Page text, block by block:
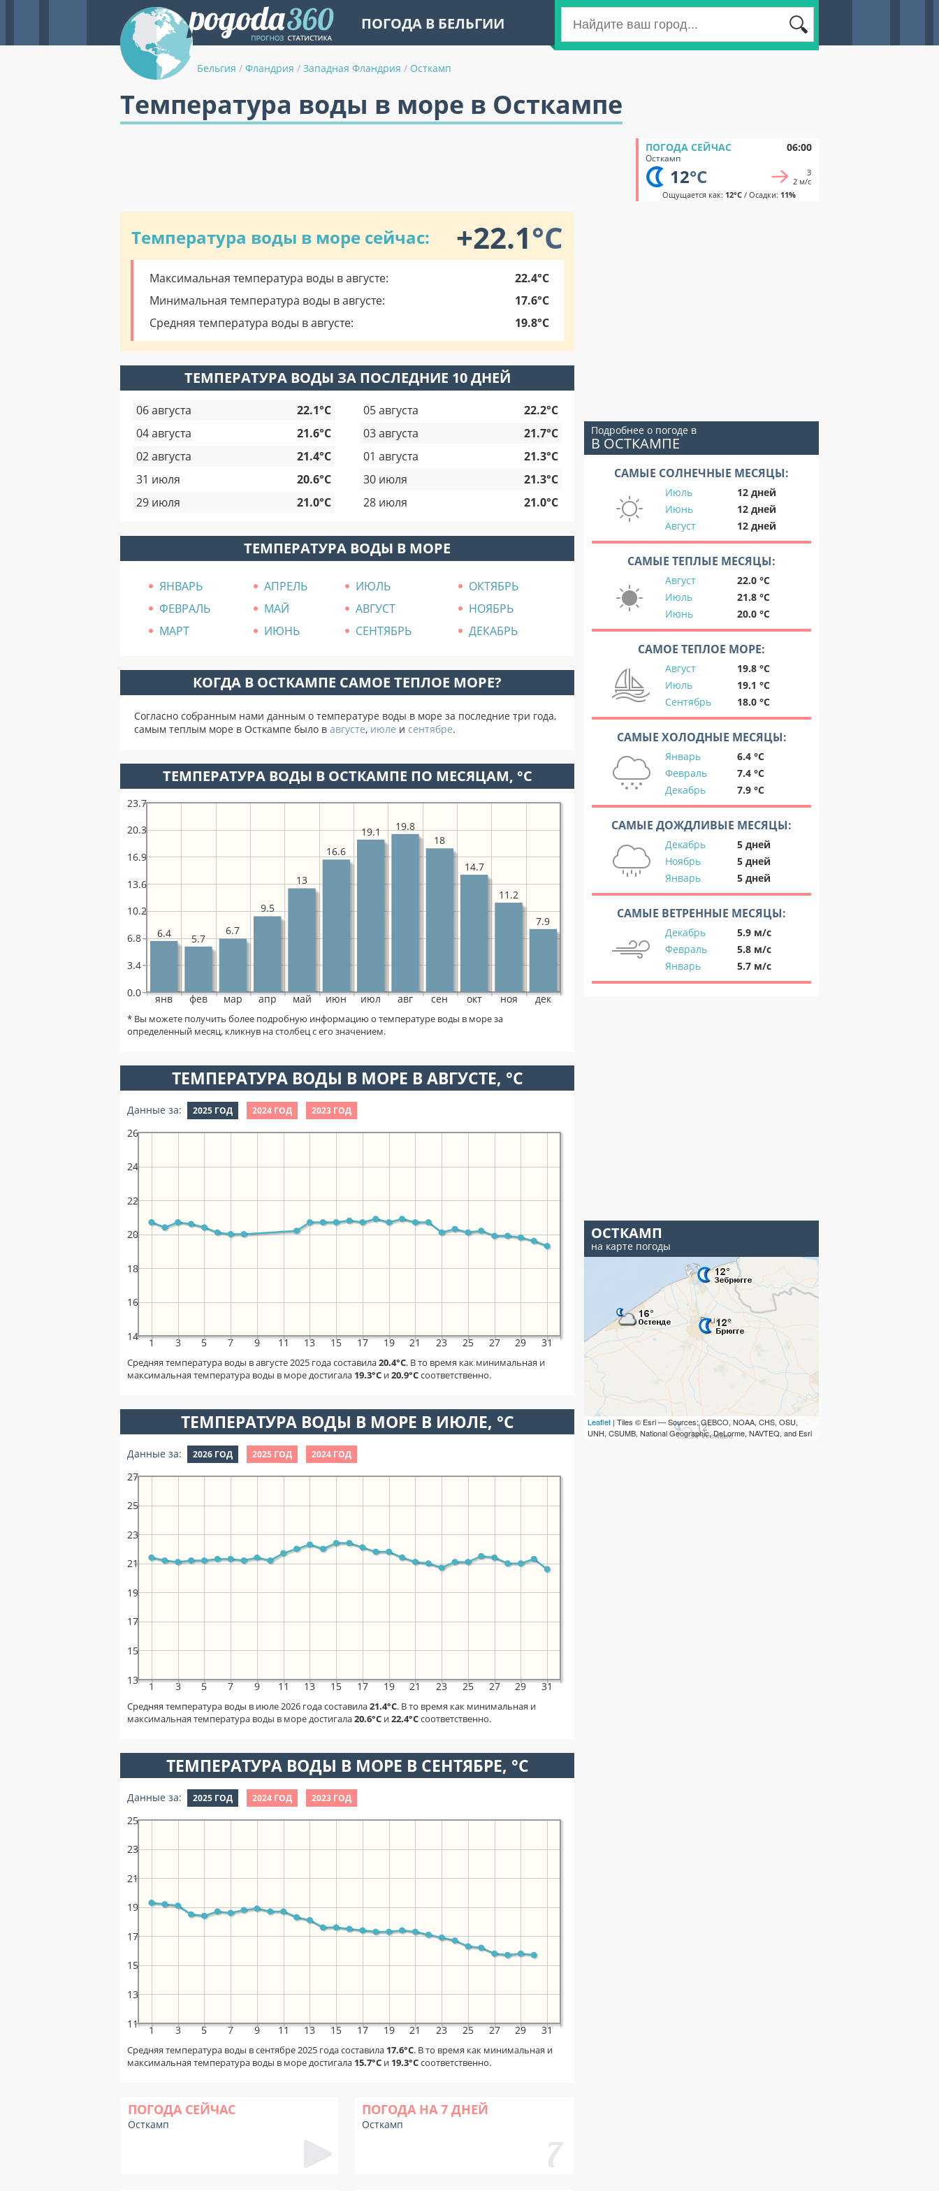
ПОГОДА В БЕЛЬГИИ
Бельгия / Фландрия / Западная Фландрия / Осткамп
Температура воды в море в Осткампе
ПОГОДА СЕЙЧАС 06:00
Осткамп
12°C
З
2 м/с
Ощущается как: 12°C/ Осадки: 11%
Температура воды в море сейчас: +22.1°C
Максимальная температура воды в августе:
22.4°C
Минимальная температура воды в августе:
17.6°C
Средняя температура воды в августе:
19.8°C
ТЕМПЕРАТУРА ВОДЫ ЗА ПОСЛЕДНИЕ 10 ДНЕЙ
06 августа 22.1°C 05 августа
22.2°C
04 августа
21.6°C 03 августа
21.7°C
02 августа
21.4°C 01 августа
21.3°C
31 июля
20.6°C 30 июля
21.3°C
29 июля
21.0°C 28 июля 21.0°C
ТЕМПЕРАТУРА ВОДЫ В МОРЕ
ЯНВАРЬ АПРЕЛЬ ИЮЛЬ
ОКТЯБРЬ
ФЕВРАЛЬ
МАЙ АВГУСТ
НОЯБРЬ
МАРТ
ИЮНЬ СЕНТЯБРЬ ДЕКАБРЬ
КОГДА В ОСТКАМПЕ САМОЕ ТЕПЛОЕ МОРЕ?
Согласно собранным нами данным о температуре воды в море за последние три года,
самым теплым море в Осткампе было в августе, июле и сентябре.
ТЕМПЕРАТУРА ВОДЫ В ОСТКАМПЕ ПО МЕСЯЦАМ, °C
янв фев мар апр май июн июл авг сен окт ноя дек
0.0
3.4
6.8
10.2
13.6
16.9
20.3
23.7
7.9
11.2
14.7
18
19.8
19.1
16.6
13
9.5
6.7
5.7
6.4
* Вы можете получить более подробную информацию о температуре воды в море за
определенный месяц, кликнув на столбец с его значением.
ТЕМПЕРАТУРА ВОДЫ В МОРЕ В АВГУСТЕ, °C
Данные за: 2025 ГОД 2024 ГОД 2023 ГОД
1 3 5 7 9 11 13 15 17 19 21 23 25 27 29 31
14
16
18
20
22
24
26
Средняя температура воды в августе 2025 года составила20.4°C. В то время как минимальная и
максимальная температура воды в море достигала 19.3°C и20.9°Cсоответственно.
ТЕМПЕРАТУРА ВОДЫ В МОРЕ В ИЮЛЕ, °C
Данные за: 2026 ГОД 2025 ГОД 2024 ГОД
1 3 5 7 9 11 13 15 17 19 21 23 25 27 29 31
13
15
17
19
21
23
25
27
Средняя температура воды в июле 2026 года составила21.4°C. В то время как минимальная и
максимальная температура воды в море достигала20.6°C и22.4°Cсоответственно.
ТЕМПЕРАТУРА ВОДЫ В МОРЕ В СЕНТЯБРЕ, °C
Данные за: 2025 ГОД 2024 ГОД 2023 ГОД
1 3 5 7 9 11 13 15 17 19 21 23 25 27 29 31
11
13
15
17
19
21
23
25
Средняя температура воды в сентябре 2025 года составила 17.6°C. В то время как минимальная и
максимальная температура воды в море достигала 15.7°C и 19.3°Cсоответственно.
ПОГОДА СЕЙЧАС
Осткамп
ПОГОДА НА 7 ДНЕЙ
Осткамп
Подробнее о погоде в
В ОСТКАМПЕ
САМЫЕ СОЛНЕЧНЫЕ МЕСЯЦЫ:
Июль
12 дней
Июнь
12 дней
Август
12 дней
САМЫЕ ТЕПЛЫЕ МЕСЯЦЫ:
Август
22.0 °C
Июль
21.8 °C
Июнь
20.0 °C
САМОЕ ТЕПЛОЕ МОРЕ:
Август
19.8 °C
Июль
19.1 °C
Сентябрь
18.0 °C
САМЫЕ ХОЛОДНЫЕ МЕСЯЦЫ:
Январь
6.4 °C
Февраль
7.4 °C
Декабрь
7.9 °C
САМЫЕ ДОЖДЛИВЫЕ МЕСЯЦЫ:
Декабрь
5 дней
Ноябрь
5 дней
Январь
5 дней
САМЫЕ ВЕТРЕННЫЕ МЕСЯЦЫ:
Декабрь
5.9 м/с
Февраль
5.8 м/с
Январь
5.7 м/с
ОСТКАМП
на карте погоды
Leaflet | Tiles © Esri — Sources: GEBCO, NOAA, CHS, OSU,
UNH, CSUMB, National Geographic, DeLorme, NAVTEQ, and Esri